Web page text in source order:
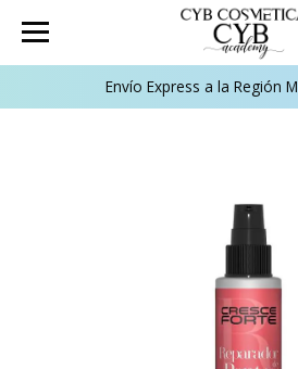
Envío Express a la Región